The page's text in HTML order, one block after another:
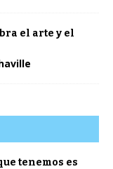
el arte y el
tenemos es